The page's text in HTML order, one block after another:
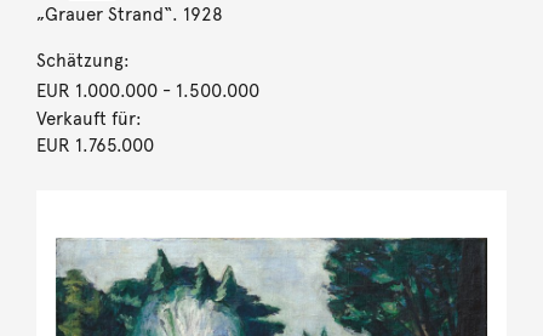
„Grauer Strand“. 1928
Schätzung:
EUR 1.000.000- 1.500.000
Verkauft für:
EUR 1.765.000